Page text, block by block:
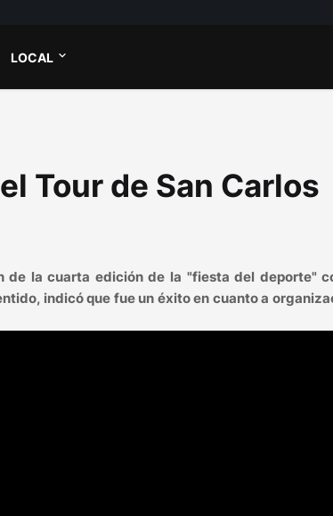
LOCAL
Tour de San Carlos
de la cuarta edición de la "fiesta del deporte"
indicó que fue un éxito en cuanto a